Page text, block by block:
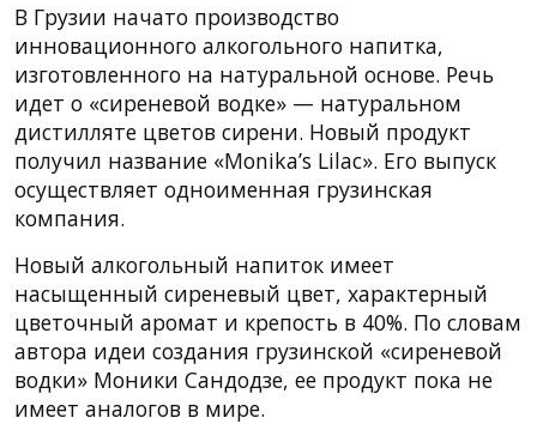
В Грузии начато производство
инновационного алкогольного напитка,
изготовленного на натуральной основе. Речь
идет о «сиреневой водке» — натуральном
дистилляте цветов сирени. Новый продукт
получил название «Monika’s Lilac». Его выпуск
осуществляет одноименная грузинская
компания.
Новый алкогольный напиток имеет
насыщенный сиреневый цвет, характерный
цветочный аромат и крепость в 40%. По словам
автора идеи создания грузинской «сиреневой
водки» Моники Сандодзе, ее продукт пока не
имеет аналогов в мире.